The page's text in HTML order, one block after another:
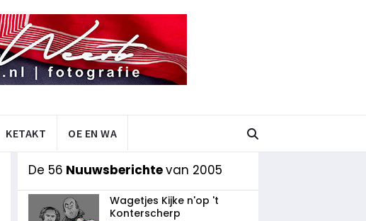
KETAKT OE EN WA
De 56 Nuuwsberichtevan 2005
Wagetjes Kijke n'op 't
Konterscherp